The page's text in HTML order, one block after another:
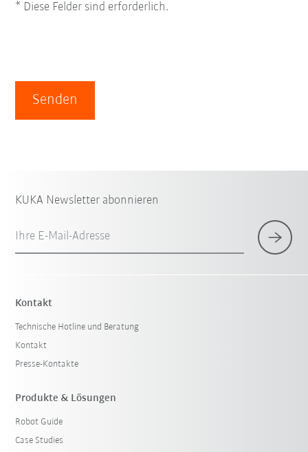
* Diese Felder sind erforderlich.
Senden
KUKA Newsletter abonnieren
Ihre E-Mail-Adresse
Kontakt
Technische Hotline und Beratung
Kontakt
Presse-Kontakte
Produkte & Lösungen
Robot Guide
Case Studies